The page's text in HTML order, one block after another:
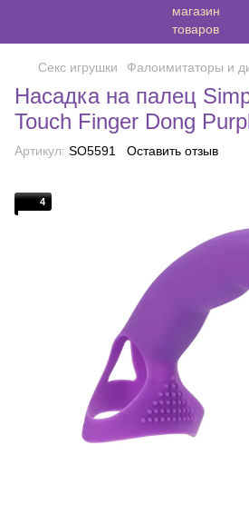
Секс игрушки Фалоимитаторы и
Насадка на палец
Touch Finger Dong
Артикул: SO5591 Оставить отзыв
4